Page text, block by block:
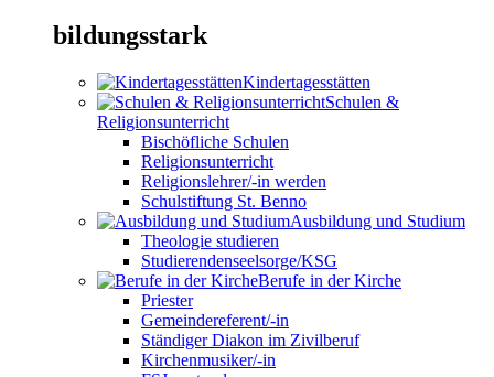
bildungsstark
Kindertagesstätten
Schulen &
Religionsunterricht
Bischöfliche Schulen
Religionsunterricht
Religionslehrer/-in werden
Schulstiftung St. Benno
Ausbildung und Studium
Theologie studieren
Studierendenseelsorge/KSG
Berufe in der Kirche
Priester
Gemeindereferent/-in
Ständiger Diakon im Zivilberuf
Kirchenmusiker/-in